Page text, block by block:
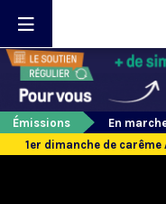
Émissions
En
1er dimanche de carême